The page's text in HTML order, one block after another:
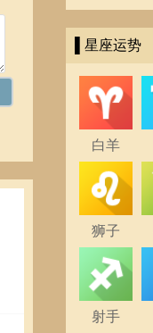
▌星座运势
白羊
狮子
射手